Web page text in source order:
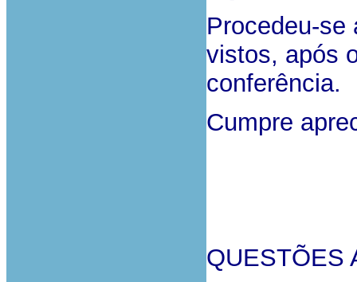
Procedeu-se
vistos, após
conferência.
Cumpre
QUESTÕES